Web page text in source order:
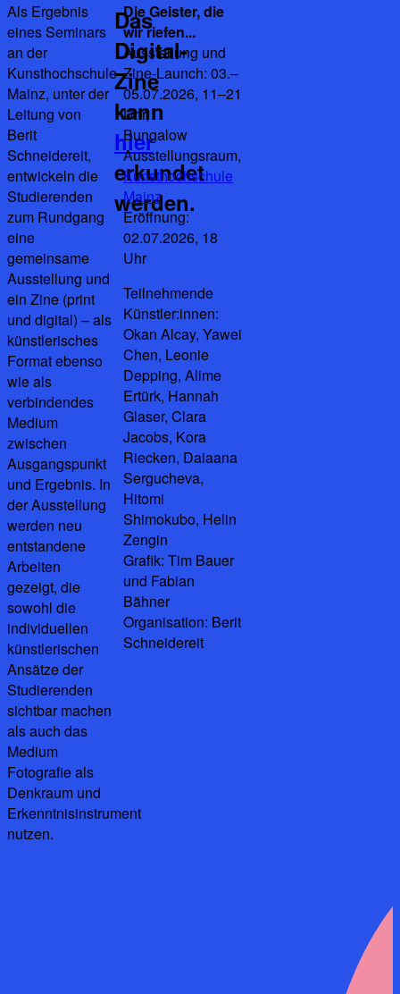
Als Ergebnis
eines Seminars
an der
Kunsthochschule
Mainz, unter der
Leitung von
Berit
Schneidereit,
entwickeln die
Studierenden
zum Rundgang
eine
gemeinsame
Ausstellung und
ein Zine (print
und digital) – als
künstlerisches
Format ebenso
wie als
verbindendes
Medium
zwischen
Ausgangspunkt
und Ergebnis. In
der Ausstellung
werden neu
entstandene
Arbeiten
gezeigt, die
sowohl die
individuellen
künstlerischen
Ansätze der
Studierenden
sichtbar machen
als auch das
Medium
Fotografie als
Denkraum und
Erkenntnisinstrument
nutzen.
Das
Digital-
Zine
kann
hier
erkundet
werden.
Die Geister, die
wir riefen...
Ausstellung und
Zine-Launch: 03.–
05.07.2026, 11–21
Uhr,
Bungalow
Ausstellungsraum,
Kunsthochschule
Mainz
Eröffnung:
02.07.2026, 18
Uhr
Teilnehmende
Künstler:innen:
Okan Alcay, Yawei
Chen, Leonie
Depping, Alime
Ertürk, Hannah
Glaser, Clara
Jacobs, Kora
Riecken, Daiaana
Sergucheva,
Hitomi
Shimokubo, Helin
Zengin
Grafik: Tim Bauer
und Fabian
Bähner
Organisation: Berit
Schneidereit